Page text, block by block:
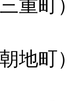
重町）
地町）